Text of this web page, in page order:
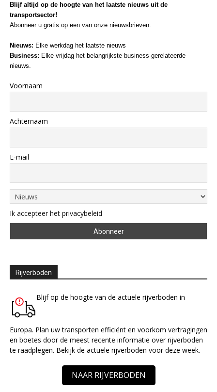
Blijf altijd op de hoogte van het laatste nieuws uit de
transportsector!
Abonneer u gratis op een van onze nieuwsbrieven:
Nieuws: Elke werkdag het laatste nieuws
Business: Elke vrijdag het belangrijkste business-gerelateerde
nieuws.
Voornaam
Achternaam
E-mail
Ik accepteer het privacybeleid
Rijverboden
Blijf op de hoogte van de actuele rijverboden in
Europa. Plan uw transporten efficiënt en voorkom vertragingen
en boetes door de meest recente informatie over rijverboden
te raadplegen. Bekijk de actuele rijverboden voor deze week.
NAAR RIJVERBODEN